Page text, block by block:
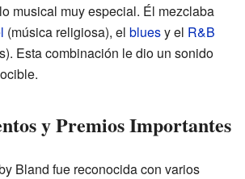
musical muy especial. Él mezclaba
(música religiosa), el bluesy el R&B
Esta combinación le dio un sonido
y Premios Importantes
Bland fue reconocida con varios